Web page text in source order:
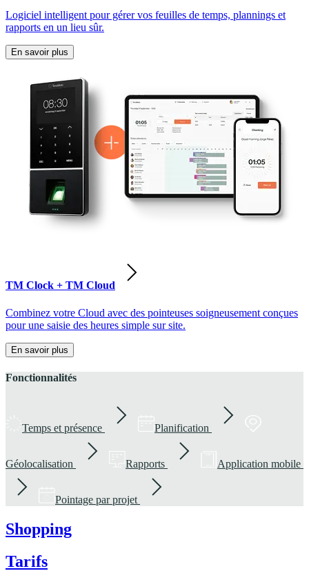
Logiciel intelligent pour gérer vos feuilles de temps, plannings et
rapports en un lieu sûr.
En savoir plus
TM Clock + TM Cloud
Combinez votre Cloud avec des pointeuses soigneusement conçues
pour une saisie des heures simple sur site.
En savoir plus
Fonctionnalités
Temps et présence Planification
Géolocalisation Rapports Application mobile
Pointage par projet
Shopping
Tarifs